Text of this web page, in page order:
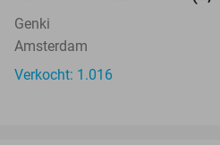
Genki
Amsterdam
Verkocht: 1.016